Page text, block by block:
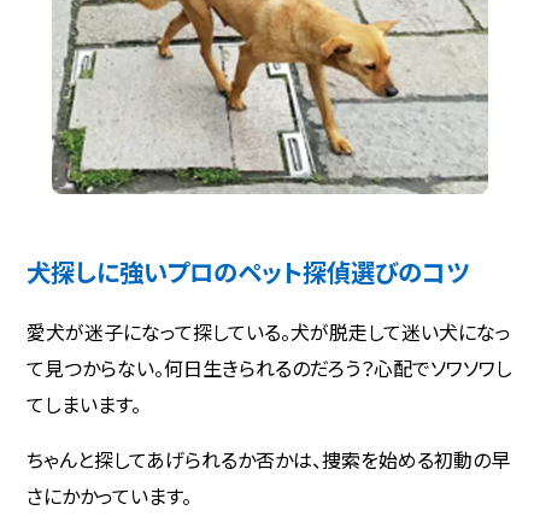
犬探しに強いプロのペット探偵選びのコツ
愛犬が迷子になって探している。犬が脱走して迷い犬になっ
て見つからない。何日生きられるのだろう？心配でソワソワし
てしまいます。
ちゃんと探してあげられるか否かは、捜索を始める初動の早
さにかかっています。